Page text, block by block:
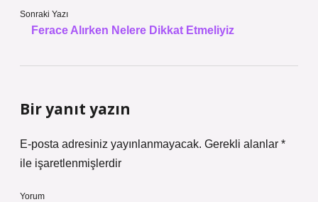
Sonraki Yazı
Ferace Alırken Nelere Dikkat Etmeliyiz
Bir yanıt yazın
E-posta adresiniz yayınlanmayacak. Gerekli alanlar *
ile işaretlenmişlerdir
Yorum